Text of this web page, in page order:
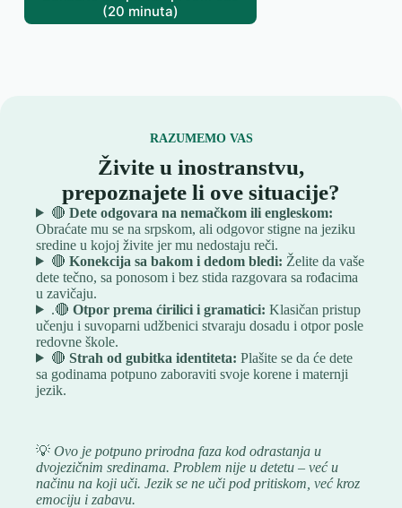
(20 minuta)
RAZUMEMO VAS
Živite u inostranstvu,
prepoznajete li ove situacije?
🔴 Dete odgovara na nemačkom ili engleskom:
Obraćate mu se na srpskom, ali odgovor stigne na jeziku
sredine u kojoj živite jer mu nedostaju reči.
🔴 Konekcija sa bakom i dedom bledi: Želite da vaše
dete tečno, sa ponosom i bez stida razgovara sa rođacima
u zavičaju.
.🔴 Otpor prema ćirilici i gramatici: Klasičan pristup
učenju i suvoparni udžbenici stvaraju dosadu i otpor posle
redovne škole.
🔴 Strah od gubitka identiteta: Plašite se da će dete
sa godinama potpuno zaboraviti svoje korene i maternji
jezik.
💡 Ovo je potpuno prirodna faza kod odrastanja u
dvojezičnim sredinama. Problem nije u detetu – već u
načinu na koji uči. Jezik se ne uči pod pritiskom, već kroz
emociju i zabavu.